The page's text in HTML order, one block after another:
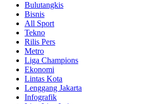
Bulutangkis
Bisnis
All Sport
Tekno
Rilis Pers
Metro
Liga Champions
Ekonomi
Lintas Kota
Lenggang Jakarta
Infografik